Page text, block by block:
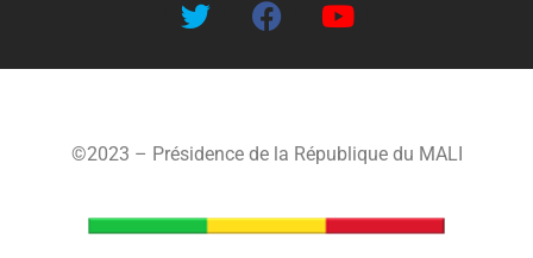
©2023 – Présidence de la République du MALI